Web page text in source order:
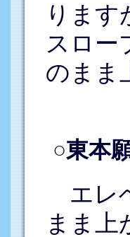
ります
スロー
のまま
○東本
エレ
まま上